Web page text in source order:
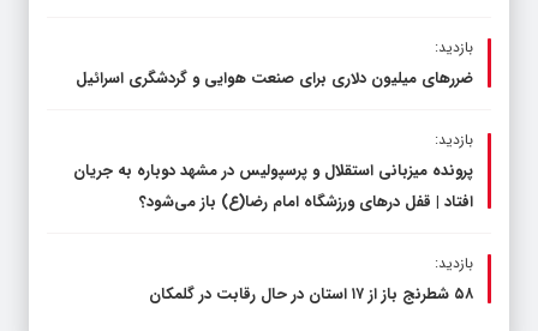
بازدید:
ضررهای میلیون دلاری برای صنعت هوایی و گردشگری اسرائیل
بازدید:
پرونده میزبانی استقلال و پرسپولیس در مشهد دوباره به جریان
افتاد | قفل در‌های ورزشگاه امام رضا(ع) باز می‌شود؟
بازدید:
۵۸ شطرنج‌ باز از ۱۷ استان در حال رقابت در گلمکان